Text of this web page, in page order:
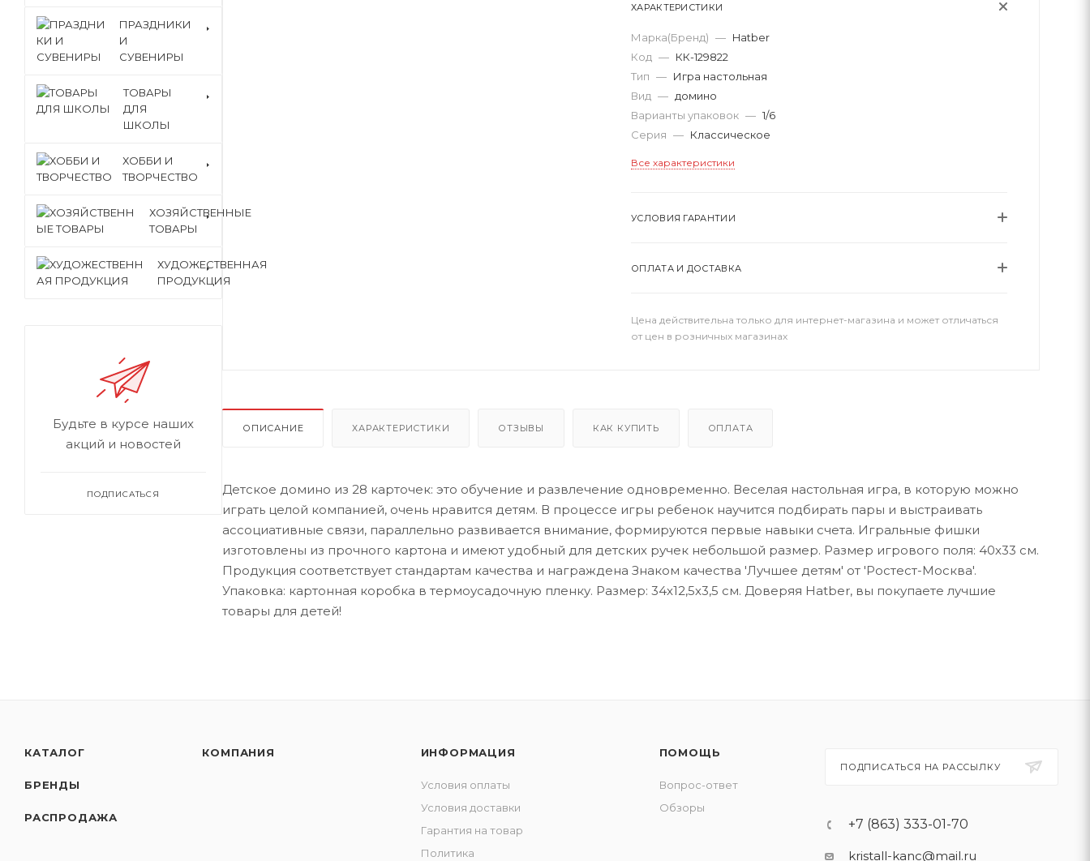
ХАРАКТЕРИСТИКИ
Марка(Бренд) — Hatber
Код — КК-129822
Тип — Игра настольная
Вид — домино
Варианты упаковок — 1/6
Серия — Классическое
Все характеристики
УСЛОВИЯ ГАРАНТИИ
ОПЛАТА И ДОСТАВКА
Цена действительна только для интернет-магазина и может отличаться
от цен в розничных магазинах
ОПИСАНИЕ ХАРАКТЕРИСТИКИ ОТЗЫВЫ КАК КУПИТЬ ОПЛАТА
Детское домино из 28 карточек: это обучение и развлечение одновременно. Веселая настольная игра, в которую можно
играть целой компанией, очень нравится детям. В процессе игры ребенок научится подбирать пары и выстраивать
ассоциативные связи, параллельно развивается внимание, формируются первые навыки счета. Игральные фишки
изготовлены из прочного картона и имеют удобный для детских ручек небольшой размер. Размер игрового поля: 40х33 см.
Продукция соответствует стандартам качества и награждена Знаком качества 'Лучшее детям' от 'Ростест-Москва'.
Упаковка: картонная коробка в термоусадочную пленку. Размер: 34х12,5х3,5 см. Доверяя Hatber, вы покупаете лучшие
товары для детей!
ПРАЗДНИКИ
И
СУВЕНИРЫ
ТОВАРЫ
ДЛЯ
ШКОЛЫ
ХОББИ И
ТВОРЧЕСТВО
ХОЗЯЙСТВЕННЫЕ
ТОВАРЫ
ХУДОЖЕСТВЕННАЯ
ПРОДУКЦИЯ
Будьте в курсе наших
акций и новостей
ПОДПИСАТЬСЯ
КАТАЛОГ
БРЕНДЫ
РАСПРОДАЖА
КОМПАНИЯ ИНФОРМАЦИЯ
Условия оплаты
Условия доставки
Гарантия на товар
Политика
ПОМОЩЬ
Вопрос-ответ
Обзоры
ПОДПИСАТЬСЯ НА РАССЫЛКУ
+7 (863) 333-01-70
kristall-kanc@mail.ru